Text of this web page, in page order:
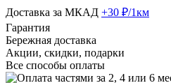
Доставка за МКАД +30 ₽/1км
Гарантия
Бережная доставка
Акции, скидки, подарки
Все способы оплаты